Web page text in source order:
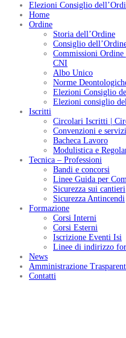
Elezioni Consiglio
Home
Ordine
Storia dell’Ordine
Consiglio
Commissioni Ordine
CNI
Albo Unico
Norme
Elezioni Consiglio
Elezioni consiglio
Iscritti
Circolari Iscritti |
Convenzioni e
Bacheca Lavoro
Modulistica e
Tecnica – Professioni
Bandi e concorsi
Linee Guida per
Sicurezza sui cantieri
Sicurezza Antincendi
Formazione
Corsi Interni
Corsi Esterni
Iscrizione Eventi Isi
Linee di indirizzo
News
Amministrazione
Contatti